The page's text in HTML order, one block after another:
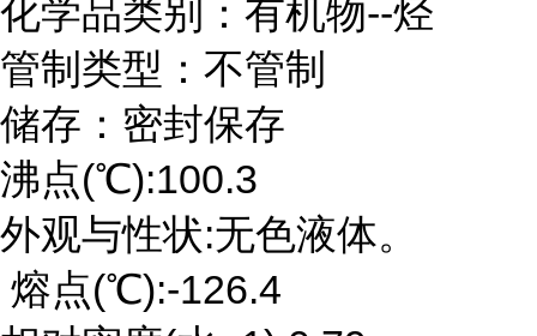
化学品类别：有机物--烃
管制类型：不管制
储存：密封保存
沸点(℃):100.3
外观与性状:无色液体。
熔点(℃):-126.4